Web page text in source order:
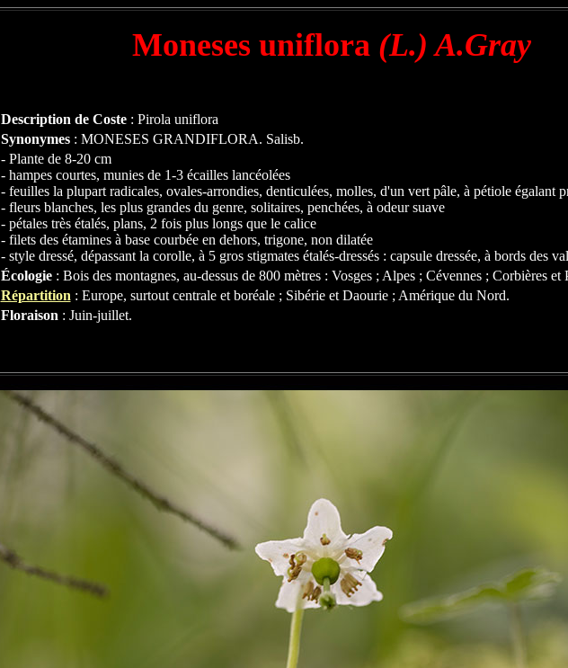
Moneses uniflora (L.) A.Gray
Description de Coste: Pirola uniflora
Synonymes: MONESES GRANDIFLORA. Salisb.
- Plante de 8-20 cm
- hampescourtes, munies de 1-3 écailles lancéolées
- feuillesla plupart radicales, ovales-arrondies, denticulées, molles, d'un vert pâle, à pétioleégalant
- fleursblanches, les plus grandes du genre, solitaires, penchées, à odeur suave
- pétalestrès étalés, plans, 2 fois plus longs que le calice
- filetsdes étaminesà base courbée en dehors, trigone, non dilatée
- styledressé, dépassant la corolle, à 5 gros stigmates étalés-dressés : capsuledressée, à bords des
Écologie: Bois des montagnes, au-dessus de 800 mètres : Vosges ; Alpes ; Cévennes ; Corbières et
Répartition : Europe, surtout centrale et boréale ; Sibérie et Daourie ; Amérique du Nord.
Floraison : Juin-juillet.